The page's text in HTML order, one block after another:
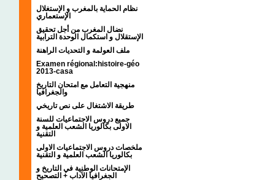
نظام الحماية بالمغرب و الإستغلال
الإستعماري
نضال المغرب من أجل تحقيق
الإستقلال و استكمال الوحدة الترابية
ملف العولمة و التحديات الراهنة
Examen régional:histoire-géo
2013-casa
منهجية التعامل مع امتحان التاريخ
والجغرافيا
طريقة الاشتغال على نص تاريخي
جميع دروس الاجتماعيات للسنة
الاولى بكالوريا الشعب العلمية و
التقنية
ملخصات دروس الاجتماعيات الاولى
بكالوريا الشعب العلمية و التقنية
الإمتحانات الوطنية في التاريخ و
الجغرافيا الآداب + التصحيح